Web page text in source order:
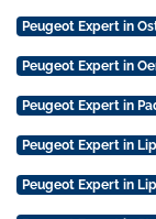
Peugeot Expert in
Peugeot Expert in
Peugeot Expert in
Peugeot Expert in
Peugeot Expert in